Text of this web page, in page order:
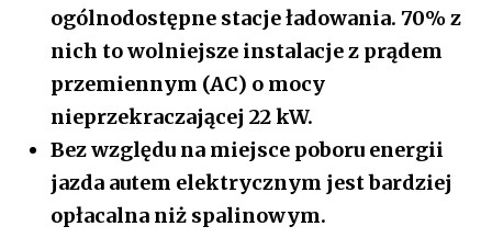
ogólnodostępne stacje ładowania. 70% z
nich to wolniejsze instalacje z prądem
przemiennym (AC) o mocy
nieprzekraczającej 22 kW.
Bez względu na miejsce poboru energii
jazda autem elektrycznym jest bardziej
opłacalna niż spalinowym.